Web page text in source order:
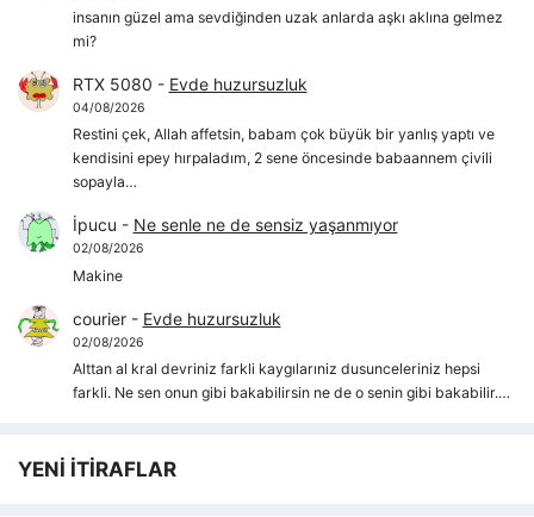
insanın güzel ama sevdiğinden uzak anlarda aşkı aklına gelmez
mi?
RTX 5080 - Evde huzursuzluk
04/08/2026
Restini çek, Allah affetsin, babam çok büyük bir yanlış yaptı ve
kendisini epey hırpaladım, 2 sene öncesinde babaannem çivili
sopayla…
İpucu - Ne senle ne de sensiz yaşanmıyor
02/08/2026
Makine
courier- Evde huzursuzluk
02/08/2026
Alttan al kral devriniz farkli kaygılarıniz dusunceleriniz hepsi
farkli. Ne sen onun gibi bakabilirsin ne de o senin gibi bakabilir.…
YENİ İTİRAFLAR